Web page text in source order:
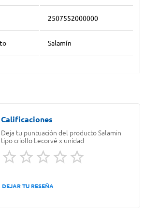
2507552000000
Salamín
Deja tu puntuación del producto Salamin
tipo criollo Lecorvé x unidad
TU RESEÑA